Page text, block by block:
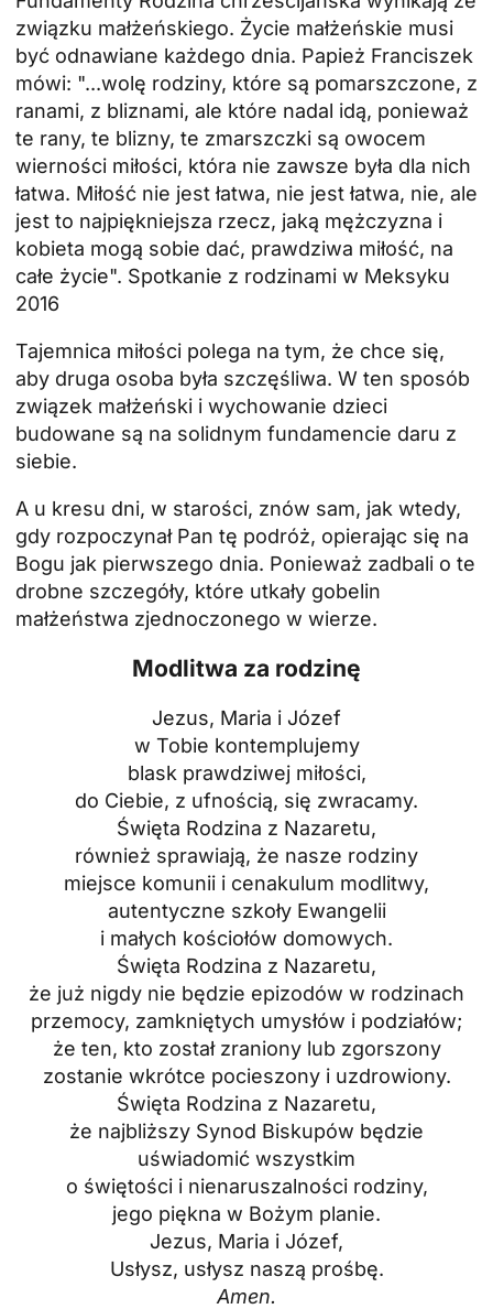
związku małżeńskiego. Życie małżeńskie musi
być odnawiane każdego dnia. Papież Franciszek
mówi: "...wolę rodziny, które są pomarszczone, z
ranami, z bliznami, ale które nadal idą, ponieważ
te rany, te blizny, te zmarszczki są owocem
wierności miłości, która nie zawsze była dla nich
łatwa. Miłość nie jest łatwa, nie jest łatwa, nie, ale
jest to najpiękniejsza rzecz, jaką mężczyzna i
kobieta mogą sobie dać, prawdziwa miłość, na
całe życie". Spotkanie z rodzinami w Meksyku
2016
Tajemnica miłości polega na tym, że chce się,
aby druga osoba była szczęśliwa. W ten sposób
związek małżeński i wychowanie dzieci
budowane są na solidnym fundamencie daru z
siebie.
A u kresu dni, w starości, znów sam, jak wtedy,
gdy rozpoczynał Pan tę podróż, opierając się na
Bogu jak pierwszego dnia. Ponieważ zadbali o te
drobne szczegóły, które utkały gobelin
małżeństwa zjednoczonego w wierze.
Modlitwa za rodzinę
Jezus, Maria i Józef
w Tobie kontemplujemy
blask prawdziwej miłości,
do Ciebie, z ufnością, się zwracamy.
Święta Rodzina z Nazaretu,
również sprawiają, że nasze rodziny
miejsce komunii i cenakulum modlitwy,
autentyczne szkoły Ewangelii
i małych kościołów domowych.
Święta Rodzina z Nazaretu,
że już nigdy nie będzie epizodów w rodzinach
przemocy, zamkniętych umysłów i podziałów;
że ten, kto został zraniony lub zgorszony
zostanie wkrótce pocieszony i uzdrowiony.
Święta Rodzina z Nazaretu,
że najbliższy Synod Biskupów będzie
uświadomić wszystkim
o świętości i nienaruszalności rodziny,
jego piękna w Bożym planie.
Jezus, Maria i Józef,
Usłysz, usłysz naszą prośbę.
Amen.